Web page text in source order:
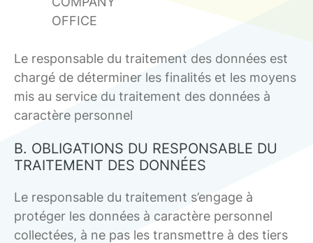
OFFICE
Le responsable du traitement des données est
chargé de déterminer les finalités et les moyens
mis au service du traitement des données à
caractère personnel
B. OBLIGATIONS DU RESPONSABLE DU
TRAITEMENT DES DONNÉES
Le responsable du traitement s’engage à
protéger les données à caractère personnel
collectées, à ne pas les transmettre à des tiers